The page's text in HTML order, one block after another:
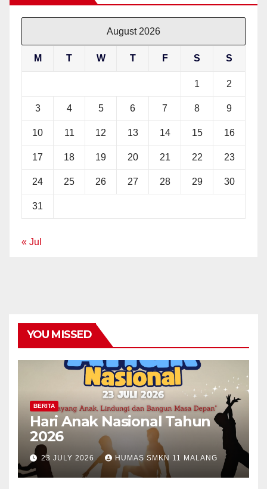
August 2026
M T W T F S S
1 2
3 4 5 6 7 8 9
10 11 12 13 14 15 16
17 18 19 20 21 22 23
24 25 26 27 28 29 30
31
« Jul
YOU MISSED
BERITA
Hari Anak Nasional Tahun
2026
23 JULY 2026 HUMAS SMKN 11 MALANG